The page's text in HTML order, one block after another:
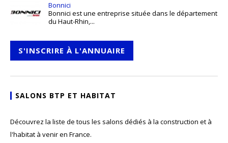
Bonnici
Bonnici est une entreprise située dans le département
du Haut-Rhin,...
S'INSCRIRE À L'ANNUAIRE
SALONS BTP ET HABITAT
Découvrez la liste de tous les salons dédiés à la construction et à
l'habitat à venir en France.